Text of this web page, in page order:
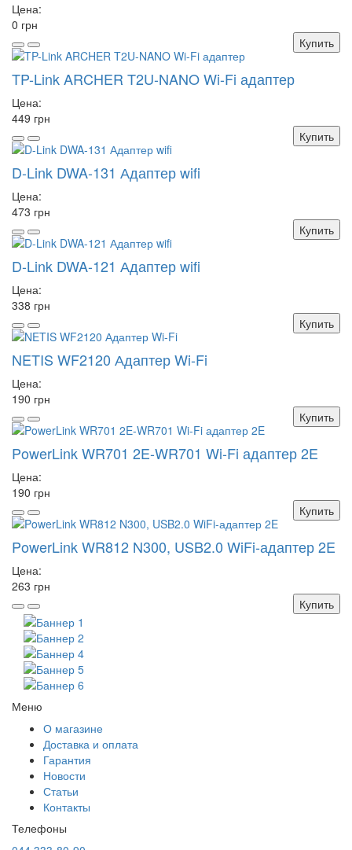
Цена:
0 грн
Купить
TP-Link ARCHER T2U-NANO Wi-Fi адаптер
Цена:
449 грн
Купить
D-Link DWA-131 Адаптер wifi
Цена:
473 грн
Купить
D-Link DWA-121 Адаптер wifi
Цена:
338 грн
Купить
NETIS WF2120 Адаптер Wi-Fi
Цена:
190 грн
Купить
PowerLink WR701 2E-WR701 Wi-Fi адаптер 2E
Цена:
190 грн
Купить
PowerLink WR812 N300, USB2.0 WiFi-адаптер 2E
Цена:
263 грн
Купить
Меню
О магазине
Доставка и оплата
Гарантия
Новости
Статьи
Контакты
Телефоны